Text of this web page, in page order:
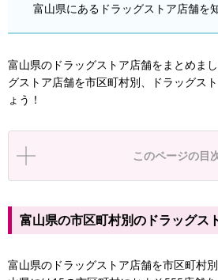
富山県にあるドラッグストア店舗を
富山県のドラッグストア店舗をまとめま
グストア店舗を市区町村別、ドラッグス
ょう！
このページの目
富山県の市区町村別のドラッグス
富山県のドラッグストア店舗を市区町村